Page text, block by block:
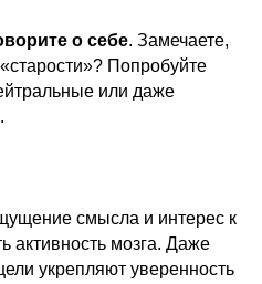
о себе. Замечаете,
Попробуйте
или даже
смысла и интерес к
активность мозга. Даже
укрепляют уверенность